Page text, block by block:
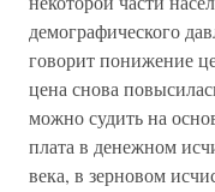
демографического
говорит понижение
цена снова
можно судить на
плата в денежном
века, в зерновом